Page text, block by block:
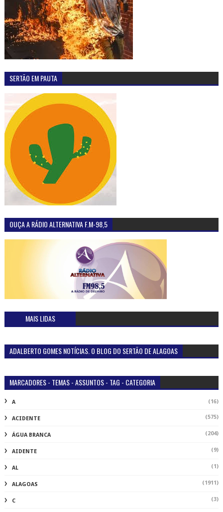
SERTÃO EM PAUTA
OUÇA A RÁDIO ALTERNATIVA F.M-98,5
MAIS LIDAS
ADALBERTO GOMES NOTÍCIAS. O BLOG DO SERTÃO DE ALAGOAS
MARCADORES - TEMAS - ASSUNTOS - TAG - CATEGORIA
A (16)
ACIDENTE (575)
ÁGUA BRANCA (204)
AIDENTE (9)
AL (1)
ALAGOAS (1911)
C (3)